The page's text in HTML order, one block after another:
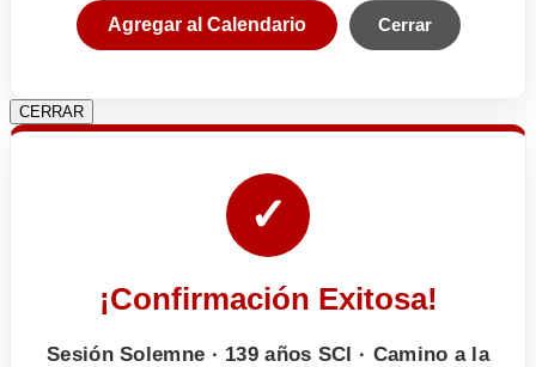
Agregar al Calendario Cerrar
CERRAR
✓
¡Confirmación Exitosa!
Sesión Solemne · 139 años SCI · Camino a la